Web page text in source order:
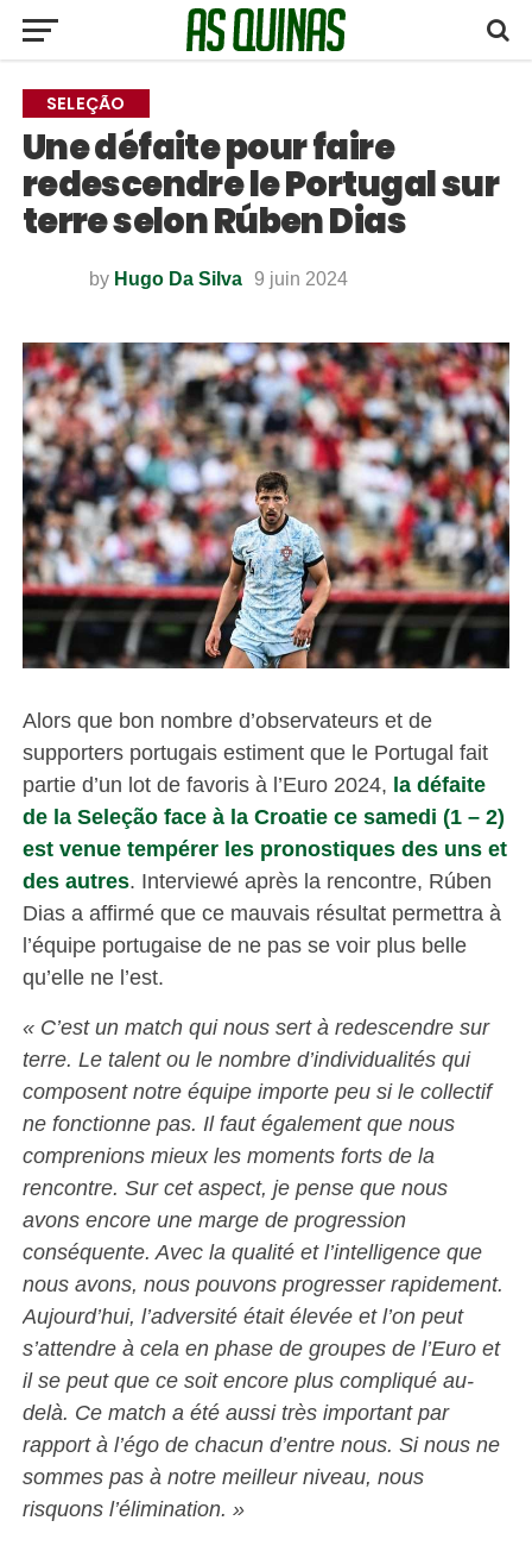
SELEÇÃO
Une défaite pour faire
redescendre le Portugal sur
terre selon Rúben Dias
by Hugo Da Silva 9 juin 2024
Alors que bon nombre d’observateurs et de
supporters portugais estiment que le Portugal fait
partie d’un lot de favoris à l’Euro 2024, la défaite
de la Seleção face à la Croatie ce samedi (1 – 2)
est venue tempérer les pronostiques des uns et
des autres. Interviewé après la rencontre, Rúben
Dias a affirmé que ce mauvais résultat permettra à
l’équipe portugaise de ne pas se voir plus belle
qu’elle ne l’est.
« C’est un match qui nous sert à redescendre sur
terre. Le talent ou le nombre d’individualités qui
composent notre équipe importe peu si le collectif
ne fonctionne pas. Il faut également que nous
comprenions mieux les moments forts de la
rencontre. Sur cet aspect, je pense que nous
avons encore une marge de progression
conséquente. Avec la qualité et l’intelligence que
nous avons, nous pouvons progresser rapidement.
Aujourd’hui, l’adversité était élevée et l’on peut
s’attendre à cela en phase de groupes de l’Euro et
il se peut que ce soit encore plus compliqué au-
delà. Ce match a été aussi très important par
rapport à l’égo de chacun d’entre nous. Si nous ne
sommes pas à notre meilleur niveau, nous
risquons l’élimination. »